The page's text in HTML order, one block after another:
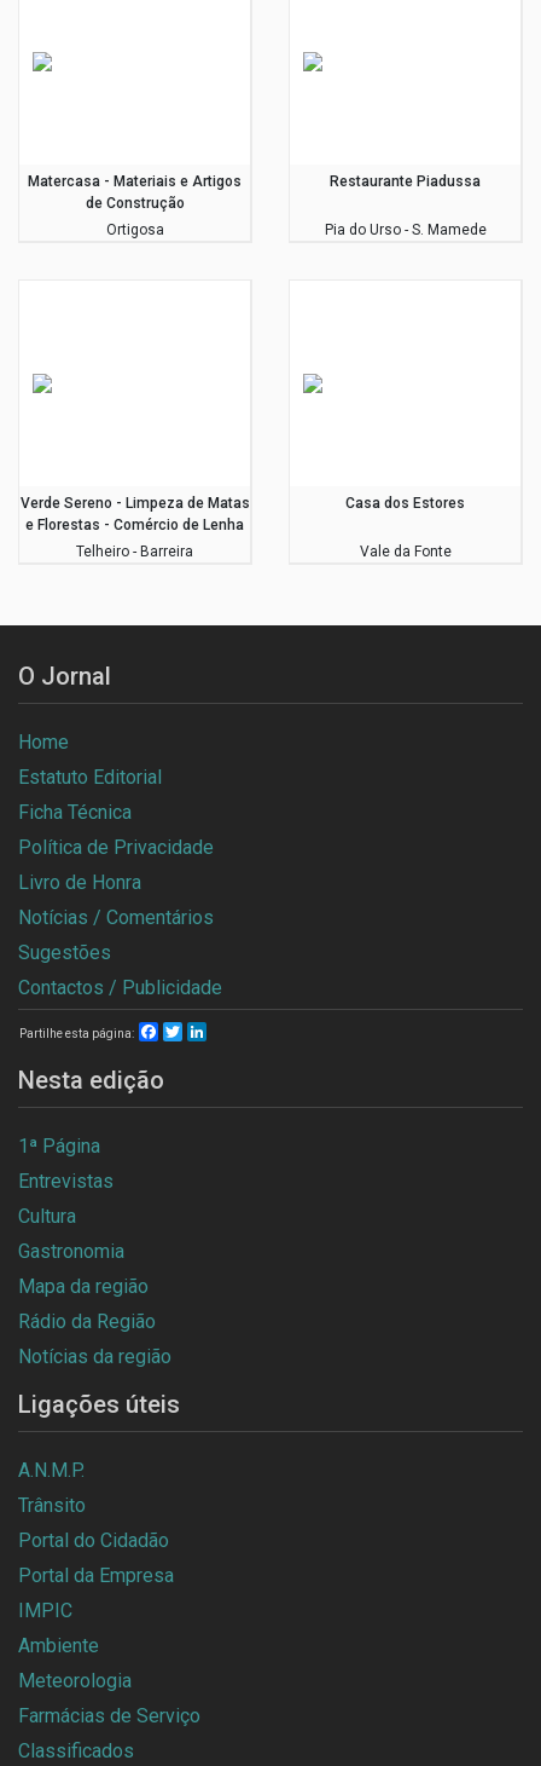
Matercasa - Materiais e Artigos
de Construção
Ortigosa
Restaurante Piadussa
Pia do Urso - S. Mamede
Verde Sereno - Limpeza de Matas
e Florestas - Comércio de Lenha
Telheiro - Barreira
Casa dos Estores
Vale da Fonte
O Jornal
Home
Estatuto Editorial
Ficha Técnica
Política de Privacidade
Livro de Honra
Notícias / Comentários
Sugestões
Contactos / Publicidade
Partilhe esta página: Facebook
Twitter
Nesta edição
1ª Página
Entrevistas
Cultura
Gastronomia
Mapa da região
Rádio da Região
Notícias da região
Ligações úteis
A.N.M.P.
Trânsito
Portal do Cidadão
Portal da Empresa
IMPIC
Ambiente
Meteorologia
Farmácias de Serviço
Classificados